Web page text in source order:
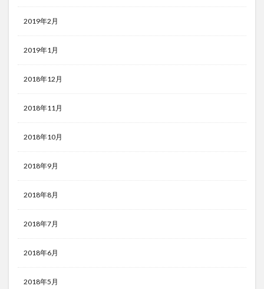
2019年2月
2019年1月
2018年12月
2018年11月
2018年10月
2018年9月
2018年8月
2018年7月
2018年6月
2018年5月